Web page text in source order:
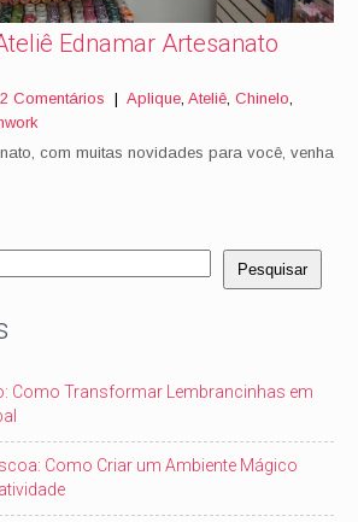
Ednamar Artesanato
2 Comentários | Aplique, Ateliê, Chinelo,
com muitas novidades para você, venha
Pesquisar
Como Transformar Lembrancinhas em
Como Criar um Ambiente Mágico